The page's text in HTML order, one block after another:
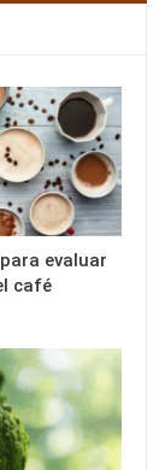
evaluar
café